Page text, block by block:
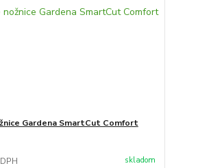
Gardena SmartCut Comfort
skladom